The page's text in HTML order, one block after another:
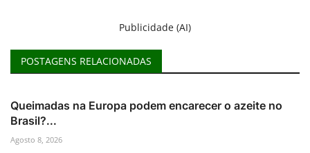
Publicidade (AI)
POSTAGENS RELACIONADAS
Queimadas na Europa podem encarecer o azeite no
Brasil?...
Agosto 8, 2026